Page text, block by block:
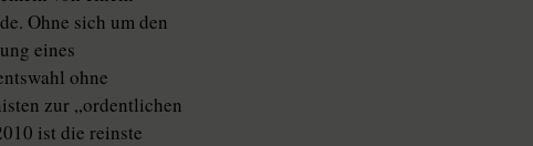
Ohne sich um den
eines
ohne
zur „ordentlichen
ist die reinste